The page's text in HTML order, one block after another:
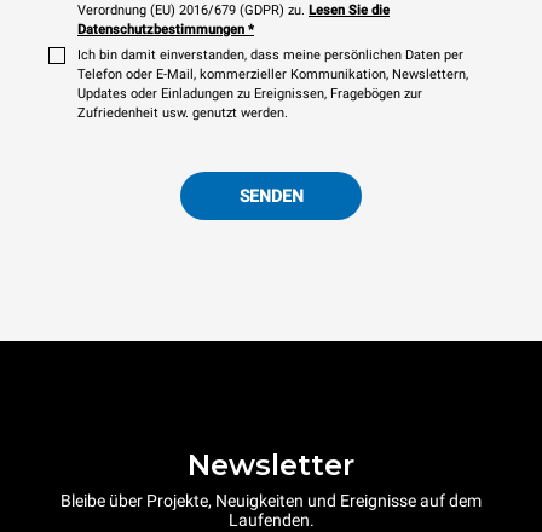
Verordnung (EU) 2016/679 (GDPR) zu. Lesen Sie die
Datenschutzbestimmungen *
Ich bin damit einverstanden, dass meine persönlichen Daten per
Telefon oder E-Mail, kommerzieller Kommunikation, Newslettern,
Updates oder Einladungen zu Ereignissen, Fragebögen zur
Zufriedenheit usw. genutzt werden.
SENDEN
Newsletter
Bleibe über Projekte, Neuigkeiten und Ereignisse auf dem
Laufenden.